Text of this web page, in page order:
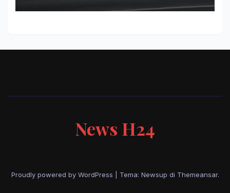
News H24
Proudly powered by WordPress Tema: Newsup di Themeansar.